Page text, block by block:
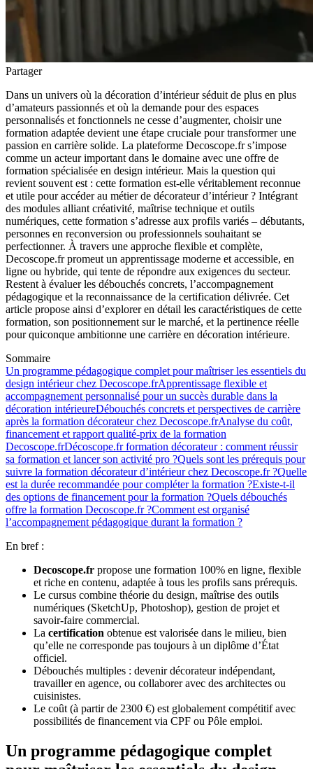
Partager
Dans un univers où la décoration d’intérieur séduit de plus en plus
d’amateurs passionnés et où la demande pour des espaces
personnalisés et fonctionnels ne cesse d’augmenter, choisir une
formation adaptée devient une étape cruciale pour transformer une
passion en carrière solide. La plateforme Decoscope.fr s’impose
comme un acteur important dans le domaine avec une offre de
formation spécialisée en design intérieur. Mais la question qui
revient souvent est : cette formation est-elle véritablement reconnue
et utile pour accéder au métier de décorateur d’intérieur ? Intégrant
des modules alliant créativité, maîtrise technique et outils
numériques, cette formation s’adresse aux profils variés – débutants,
personnes en reconversion ou professionnels souhaitant se
perfectionner. À travers une approche flexible et complète,
Decoscope.fr promeut un apprentissage moderne et accessible, en
ligne ou hybride, qui tente de répondre aux exigences du secteur.
Restent à évaluer les débouchés concrets, l’accompagnement
pédagogique et la reconnaissance de la certification délivrée. Cet
article propose ainsi d’explorer en détail les caractéristiques de cette
formation, son positionnement sur le marché, et la pertinence réelle
pour quiconque ambitionne une carrière en décoration intérieure.
Sommaire
Un programme pédagogique complet pour maîtriser les essentiels du
design intérieur chez Decoscope.frApprentissage flexible et
accompagnement personnalisé pour un succès durable dans la
décoration intérieureDébouchés concrets et perspectives de carrière
après la formation décorateur chez Decoscope.frAnalyse du coût,
financement et rapport qualité-prix de la formation
Decoscope.frDécoscope.fr formation décorateur : comment réussir
sa formation et lancer son activité pro ?Quels sont les prérequis pour
suivre la formation décorateur d’intérieur chez Decoscope.fr ?Quelle
est la durée recommandée pour compléter la formation ?Existe-t-il
des options de financement pour la formation ?Quels débouchés
offre la formation Decoscope.fr ?Comment est organisé
l’accompagnement pédagogique durant la formation ?
En bref :
Decoscope.fr propose une formation 100% en ligne, flexible
et riche en contenu, adaptée à tous les profils sans prérequis.
Le cursus combine théorie du design, maîtrise des outils
numériques (SketchUp, Photoshop), gestion de projet et
savoir-faire commercial.
La certification obtenue est valorisée dans le milieu, bien
qu’elle ne corresponde pas toujours à un diplôme d’État
officiel.
Débouchés multiples : devenir décorateur indépendant,
travailler en agence, ou collaborer avec des architectes ou
cuisinistes.
Le coût (à partir de 2300 €) est globalement compétitif avec
possibilités de financement via CPF ou Pôle emploi.
Un programme pédagogique complet